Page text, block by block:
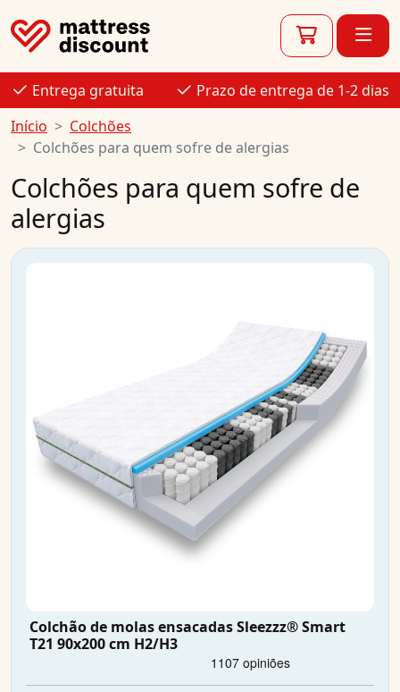
Entrega gratuita
Prazo de entrega de 1-2 dias
Início
Colchões
Colchões para quem sofre de alergias
Colchões para quem sofre de
alergias
Colchão de molas ensacadas Sleezzz® Smart
T21 90x200 cm H2/H3